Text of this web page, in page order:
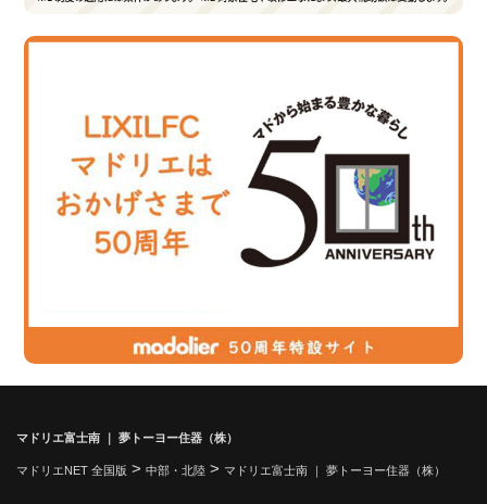
マドリエ富士南 ｜ 夢トーヨー住器（株）
マドリエNET 全国版 > 中部・北陸 > マドリエ富士南 ｜ 夢トーヨー住器（株）